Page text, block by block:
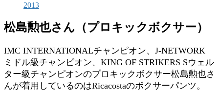
2013
松島勲也さん（プロキックボクサー）
IMC INTERNATIONALチャンピオン、J-NETWORK
ミドル級チャンピオン、KING OF STRIKERS Sウェル
ター級チャンピオンのプロキックボクサー松島勲也さ
んが着用しているのはRicacostaのボクサーパンツ。